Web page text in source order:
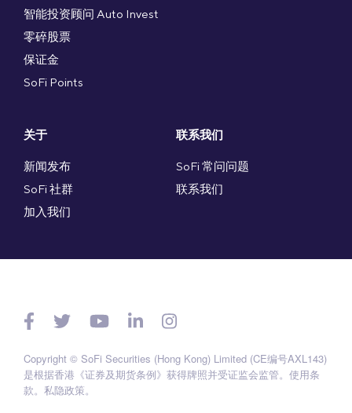
智能投资顾问 Auto Invest
零碎股票
保证金
SoFi Points
关于
新闻发布
SoFi 社群
加入我们
联系我们
SoFi 常问问题
联系我们
Copyright © SoFi Securities (Hong Kong) Limited (CE编号AXL143)
是根据香港《证券及期货条例》获得牌照并受证监会监管。 使用条
款。 私隐政策。